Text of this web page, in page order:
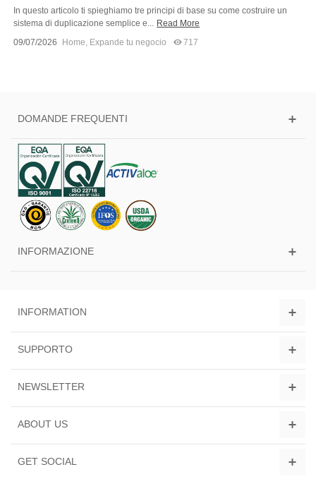
In questo articolo ti spieghiamo tre principi di base su come costruire un
sistema di duplicazione semplice e... Read More
09/07/2026
Home, Expande tu negocio 717
DOMANDE FREQUENTI
INFORMAZIONE
INFORMATION
SUPPORTO
NEWSLETTER
ABOUT US
GET SOCIAL